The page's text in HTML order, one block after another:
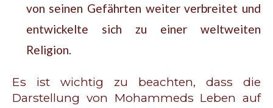
von seinen Gefährten weiter verbreitet und
entwickelte sich zu einer weltweiten
Religion.
Es ist wichtig zu beachten, dass die
Darstellung von Mohammeds Leben auf